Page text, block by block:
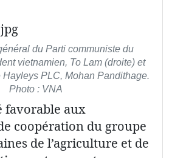
du Parti communiste du
vietnamien, To Lam (droite) et
PLC, Mohan Pandithage.
Photo : VNA
favorable aux
coopération du groupe
de l’agriculture et de